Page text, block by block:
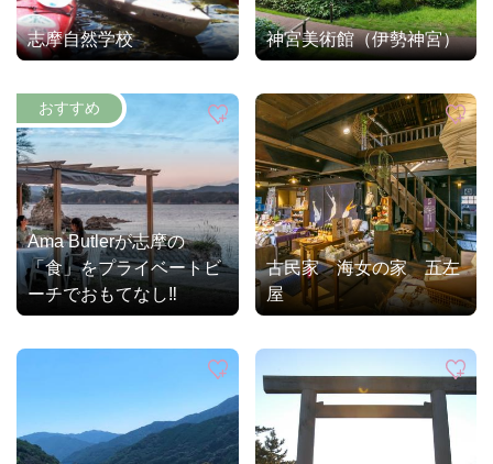
志摩自然学校 神宮美術館（伊勢神宮）
Ama Butlerが志摩の
「食」をプライベートビ
ーチでおもてなし‼
古民家 海女の家 五左
屋